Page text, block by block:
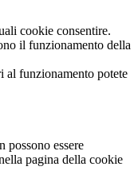
cookie consentire.
il funzionamento della
al funzionamento potete
possono essere
pagina della cookie